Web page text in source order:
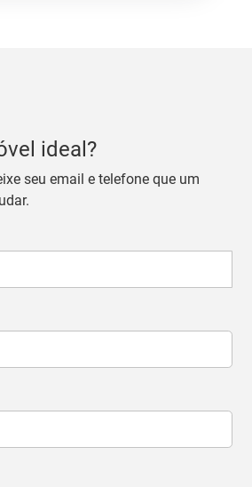
ideal?
seu email e telefone que um